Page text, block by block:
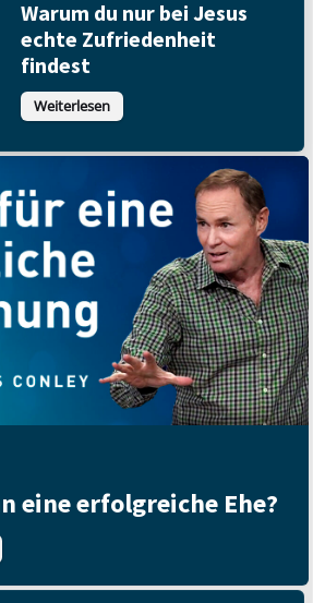
Warum du nur bei Jesus
echte Zufriedenheit
findest
Weiterlesen
eine erfolgreiche Ehe?